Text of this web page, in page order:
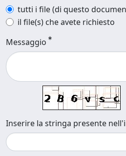
tutti i file (di questo
il file(s) che avete richiesto
Messaggio
Inserire la stringa presente